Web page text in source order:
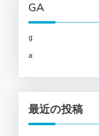
GA
g:
a:
最近の投稿